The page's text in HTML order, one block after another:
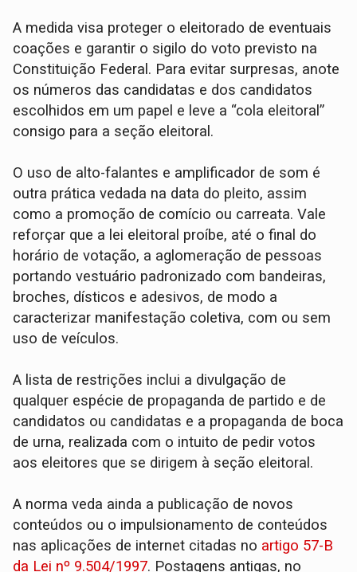
A medida visa proteger o eleitorado de eventuais
coações e garantir o sigilo do voto previsto na
Constituição Federal. Para evitar surpresas, anote
os números das candidatas e dos candidatos
escolhidos em um papel e leve a “cola eleitoral”
consigo para a seção eleitoral.
O uso de alto-falantes e amplificador de som é
outra prática vedada na data do pleito, assim
como a promoção de comício ou carreata. Vale
reforçar que a lei eleitoral proíbe, até o final do
horário de votação, a aglomeração de pessoas
portando vestuário padronizado com bandeiras,
broches, dísticos e adesivos, de modo a
caracterizar manifestação coletiva, com ou sem
uso de veículos.
A lista de restrições inclui a divulgação de
qualquer espécie de propaganda de partido e de
candidatos ou candidatas e a propaganda de boca
de urna, realizada com o intuito de pedir votos
aos eleitores que se dirigem à seção eleitoral.
A norma veda ainda a publicação de novos
conteúdos ou o impulsionamento de conteúdos
nas aplicações de internet citadas no artigo 57-B
da Lei nº 9.504/1997. Postagens antigas, no